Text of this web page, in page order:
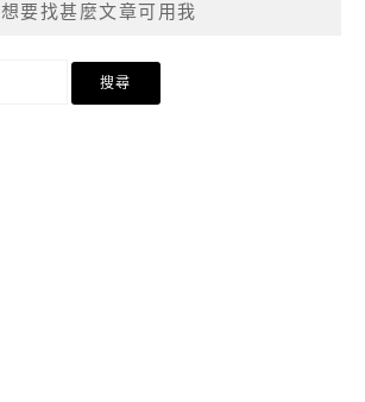
想要找甚麼文章可用我